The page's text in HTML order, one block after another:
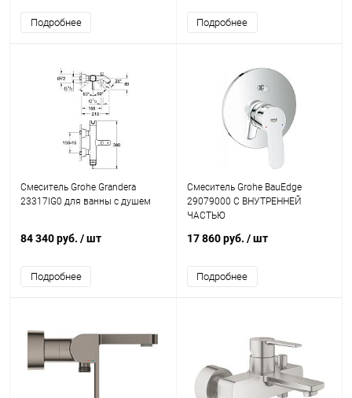
Подробнее Подробнее
Смеситель Grohe Grandera
23317IG0 для ванны с душем
84 340 руб. / шт
Подробнее
Смеситель Grohe BauEdge
29079000 С ВНУТРЕННЕЙ
ЧАСТЬЮ
17 860 руб. / шт
Подробнее